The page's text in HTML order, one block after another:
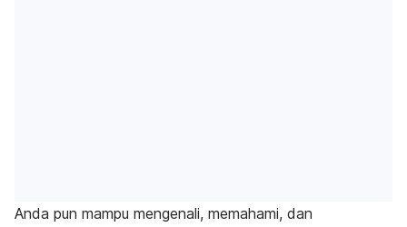
Anda pun mampu mengenali, memahami, dan